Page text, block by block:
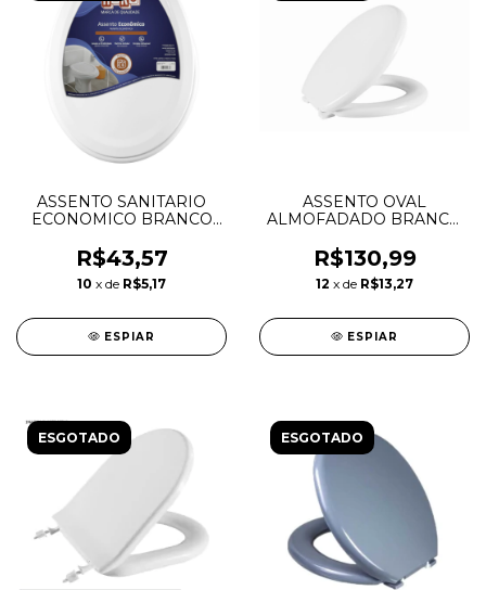
ASSENTO SANITARIO
ECONOMICO BRANCO
R$43,57
10 x de R$5,17
ESPIAR
ASSENTO OVAL
ALMOFADADO BRANCO
R$130,99
12 x de R$13,27
ESPIAR
ESGOTADO ESGOTADO